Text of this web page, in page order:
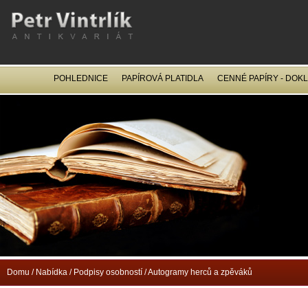
POHLEDNICE PAPÍROVÁ PLATIDLA CENNÉ PAPÍRY -
Domu / Nabídka / Podpisy osobností /Autogramy herců a zpěváků